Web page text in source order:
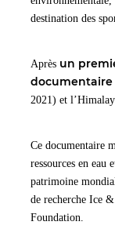
destination des
Après un
documentaire
2021) et
Ce documentaire
ressources en eau
patrimoine
de recherche Ice
Foundation.